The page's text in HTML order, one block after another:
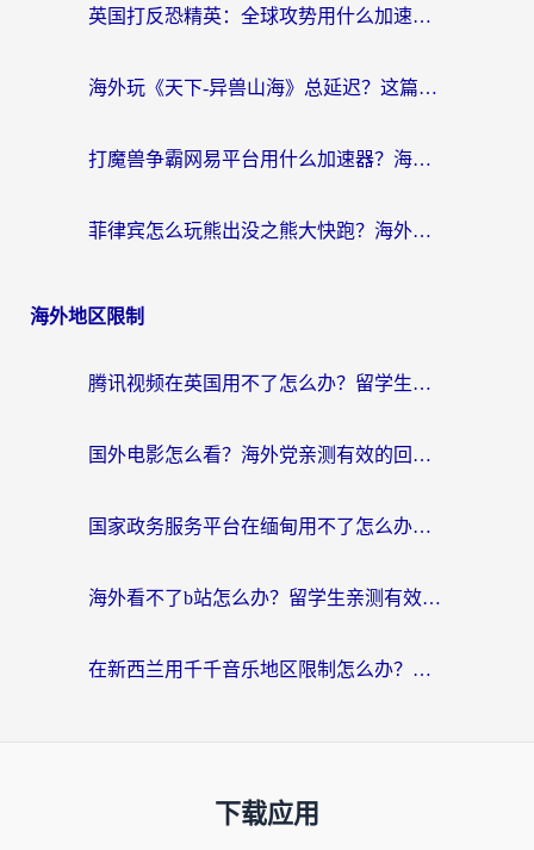
英国打反恐精英：全球攻势用什么加速器？2026年实测有效的国服游戏加速指南
海外玩《天下-异兽山海》总延迟？这篇延迟加速器指南帮你告别卡顿（附日本玩Sky光·遇最高警戒解决方案）
打魔兽争霸网易平台用什么加速器？海外党亲测有效的国服游戏加速指南
菲律宾怎么玩熊出没之熊大快跑？海外党国服游戏加速终极攻略（附3款热门游戏实测）
海外地区限制
腾讯视频在英国用不了怎么办？留学生亲测有效的回国加速器指南
国外电影怎么看？海外党亲测有效的回国加速器选择指南
国家政务服务平台在缅甸用不了怎么办？海外华人必看的回国加速全攻略
海外看不了b站怎么办？留学生亲测有效的回国加速器选择攻略，解决豆瓣音乐、美团外卖难题
在新西兰用千千音乐地区限制怎么办？海外华人必备的回国加速解决方案
下载应用